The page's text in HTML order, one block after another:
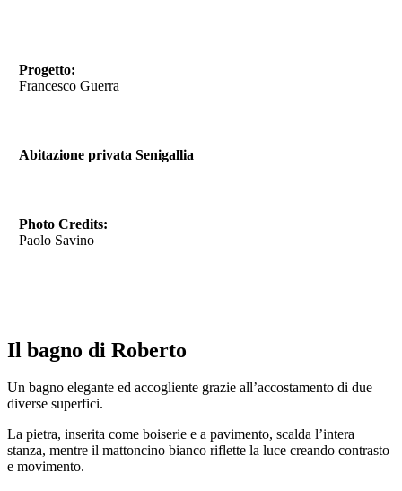
Progetto:
Francesco Guerra
Abitazione privata Senigallia
Photo Credits:
Paolo Savino
Il bagno di Roberto
Un bagno elegante ed accogliente grazie all’accostamento di due
diverse superfici.
La pietra, inserita come boiserie e a pavimento, scalda l’intera
stanza, mentre il mattoncino bianco riflette la luce creando contrasto
e movimento.